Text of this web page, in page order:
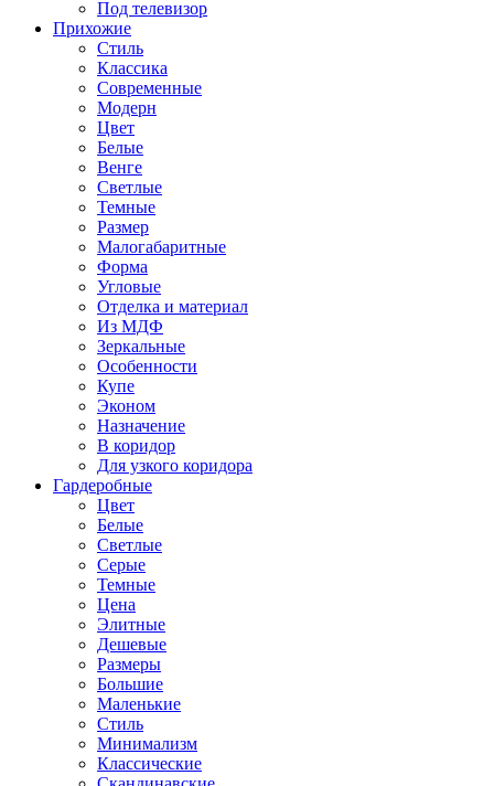
Под телевизор
Прихожие
Стиль
Классика
Современные
Модерн
Цвет
Белые
Венге
Светлые
Темные
Размер
Малогабаритные
Форма
Угловые
Отделка и материал
Из МДФ
Зеркальные
Особенности
Купе
Эконом
Назначение
В коридор
Для узкого коридора
Гардеробные
Цвет
Белые
Светлые
Серые
Темные
Цена
Элитные
Дешевые
Размеры
Большие
Маленькие
Стиль
Минимализм
Классические